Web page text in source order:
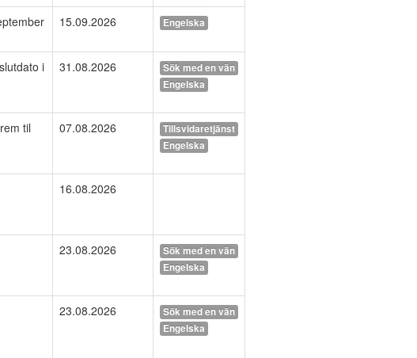
15.09.2026 Engelska
i
31.08.2026
Sök med en vän
Engelska
til
07.08.2026
Tillsvidaretjänst
Engelska
16.08.2026
23.08.2026
Sök med en vän
Engelska
23.08.2026
Sök med en vän
Engelska